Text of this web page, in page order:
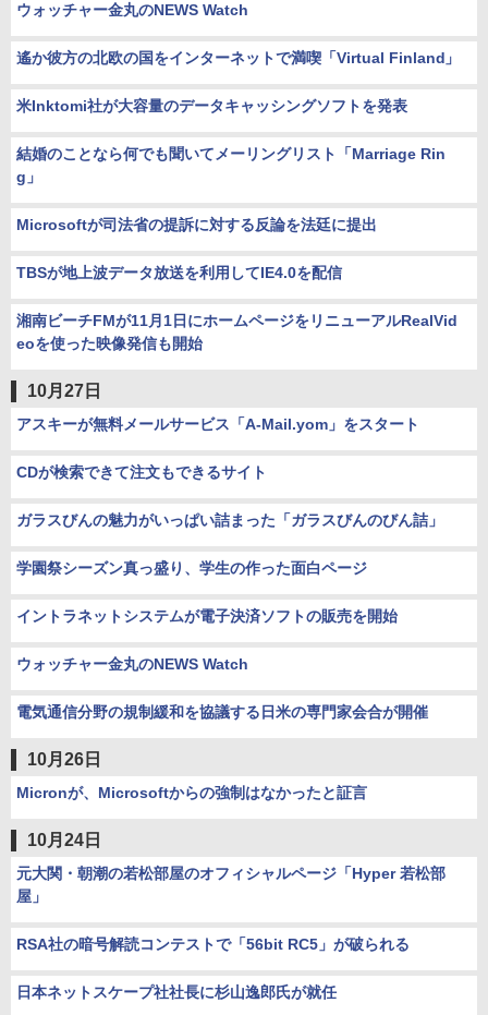
ウォッチャー金丸のNEWS Watch
遙か彼方の北欧の国をインターネットで満喫「Virtual Finland」
米Inktomi社が大容量のデータキャッシングソフトを発表
結婚のことなら何でも聞いてメーリングリスト「Marriage Rin
g」
Microsoftが司法省の提訴に対する反論を法廷に提出
TBSが地上波データ放送を利用してIE4.0を配信
湘南ビーチFMが11月1日にホームページをリニューアルRealVid
eoを使った映像発信も開始
10月27日
アスキーが無料メールサービス「A-Mail.yom」をスタート
CDが検索できて注文もできるサイト
ガラスびんの魅力がいっぱい詰まった「ガラスびんのびん詰」
学園祭シーズン真っ盛り、学生の作った面白ページ
イントラネットシステムが電子決済ソフトの販売を開始
ウォッチャー金丸のNEWS Watch
電気通信分野の規制緩和を協議する日米の専門家会合が開催
10月26日
Micronが、Microsoftからの強制はなかったと証言
10月24日
元大関・朝潮の若松部屋のオフィシャルページ「Hyper 若松部
屋」
RSA社の暗号解読コンテストで「56bit RC5」が破られる
日本ネットスケープ社社長に杉山逸郎氏が就任